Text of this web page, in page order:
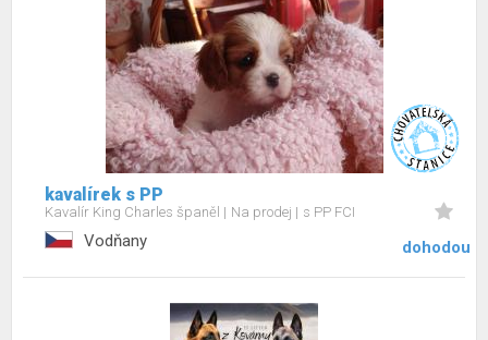
kavalírek s PP
Kavalír King Charles španěl Na prodej s PP FCI
Vodňany dohodou